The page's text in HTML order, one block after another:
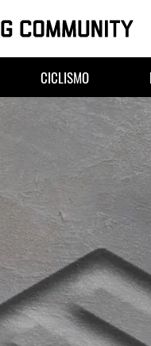
CICLISMO